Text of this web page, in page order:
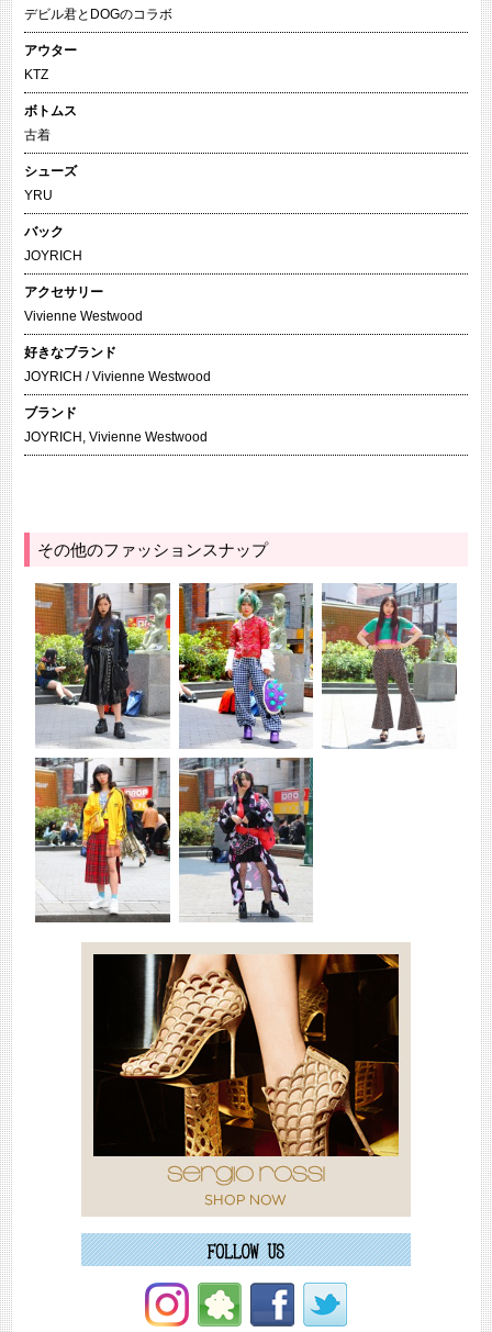
デビル君とDOGのコラボ
アウター
KTZ
ボトムス
古着
シューズ
YRU
バック
JOYRICH
アクセサリー
Vivienne Westwood
好きなブランド
JOYRICH / Vivienne Westwood
ブランド
JOYRICH , Vivienne Westwood
その他のファッションスナップ